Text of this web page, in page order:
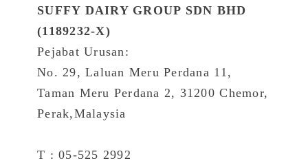
SUFFY DAIRY GROUP SDN BHD
(1189232-X)
Pejabat Urusan:
No. 29, Laluan Meru Perdana 11,
Taman Meru Perdana 2, 31200 Chemor,
Perak,Malaysia
T : 05-525 2992